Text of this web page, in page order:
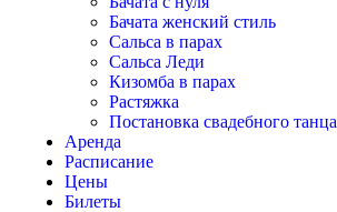
Бачата женский стиль
Сальса в парах
Сальса Леди
Кизомба в парах
Растяжка
Постановка свадебного танца
Аренда
Расписание
Цены
Билеты